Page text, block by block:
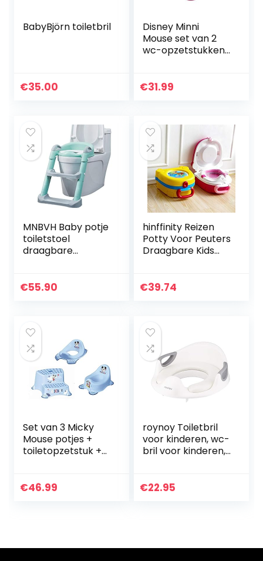
BabyBjörn toiletbril
€35.00
Disney Minni
Mouse set van 2
wc-opzetstukken
van KiNDERWELT
€31.99
MNBVH Baby potje
toiletstoel
draagbare
kinderstoel met
€55.90
hinffinity Reizen
Potty Voor Peuters
Draagbare Kids
Toilet Seat Voor
€39.74
Set van 3 Micky
Mouse potjes +
toiletopzetstuk +
€46.99
roynoy Toiletbril
voor kinderen, wc-
bril voor kinderen,
toilet, toilettrainer,
€22.95